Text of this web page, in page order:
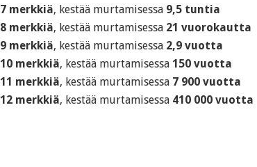
7 merkkiä, kestää murtamisessa 9,5 tuntia
8 merkkiä, kestää murtamisessa 21 vuorokautta
9 merkkiä, kestää murtamisessa 2,9 vuotta
10 merkkiä, kestää murtamisessa 150 vuotta
11 merkkiä, kestää murtamisessa 7 900 vuotta
12 merkkiä, kestää murtamisessa 410 000 vuotta